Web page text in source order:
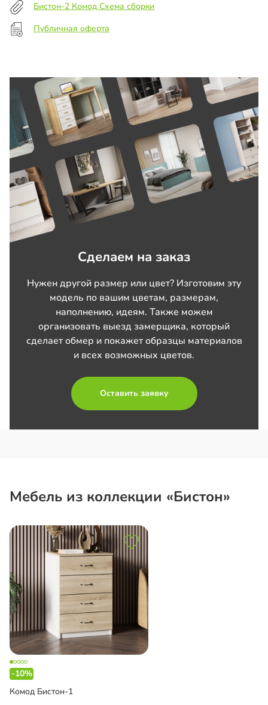
Бистон-2 Комод Схема сборки
Публичная оферта
Сделаем на заказ
Нужен другой размер или цвет? Изготовим эту
модель по вашим цветам, размерам,
наполнению, идеям. Также можем
организовать выезд замерщика, который
сделает обмер и покажет образцы материалов
и всех возможных цветов.
Оставить заявку
Мебель из коллекции «Бистон»
-10%
Комод Бистон-1